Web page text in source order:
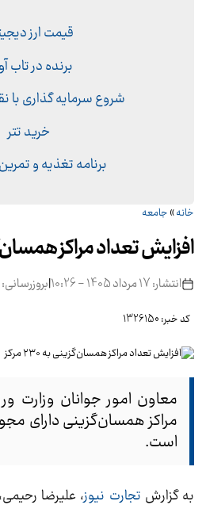
قیمت ارز
برنده در تاب
شروع سرمایه گذاری با
خرید تتر
برنامه تغذیه و